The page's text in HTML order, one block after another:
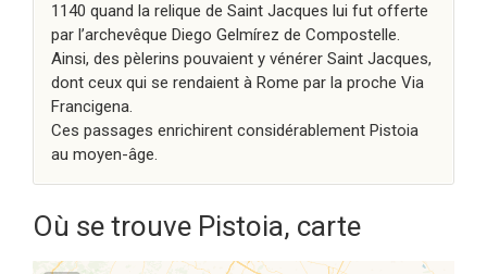
1140 quand la relique de Saint Jacques lui fut offerte
par l’archevêque Diego Gelmírez de Compostelle.
Ainsi, des pèlerins pouvaient y vénérer Saint Jacques,
dont ceux qui se rendaient à Rome par la proche Via
Francigena.
Ces passages enrichirent considérablement Pistoia
au moyen-âge.
Où se trouve Pistoia, carte